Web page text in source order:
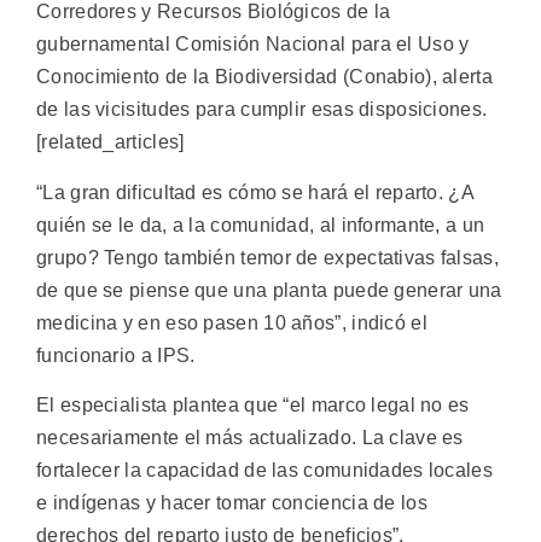
Corredores y Recursos Biológicos de la
gubernamental Comisión Nacional para el Uso y
Conocimiento de la Biodiversidad (Conabio), alerta
de las vicisitudes para cumplir esas disposiciones.
[related_articles]
“La gran dificultad es cómo se hará el reparto. ¿A
quién se le da, a la comunidad, al informante, a un
grupo? Tengo también temor de expectativas falsas,
de que se piense que una planta puede generar una
medicina y en eso pasen 10 años”, indicó el
funcionario a IPS.
El especialista plantea que “el marco legal no es
necesariamente el más actualizado. La clave es
fortalecer la capacidad de las comunidades locales
e indígenas y hacer tomar conciencia de los
derechos del reparto justo de beneficios”.